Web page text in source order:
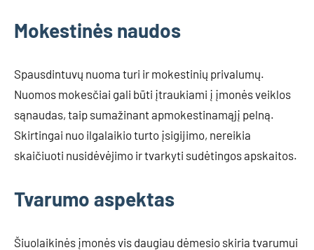
Mokestinės naudos
Spausdintuvų nuoma turi ir mokestinių privalumų.
Nuomos mokesčiai gali būti įtraukiami į įmonės veiklos
sąnaudas, taip sumažinant apmokestinamąjį pelną.
Skirtingai nuo ilgalaikio turto įsigijimo, nereikia
skaičiuoti nusidėvėjimo ir tvarkyti sudėtingos apskaitos.
Tvarumo aspektas
Šiuolaikinės įmonės vis daugiau dėmesio skiria tvarumui